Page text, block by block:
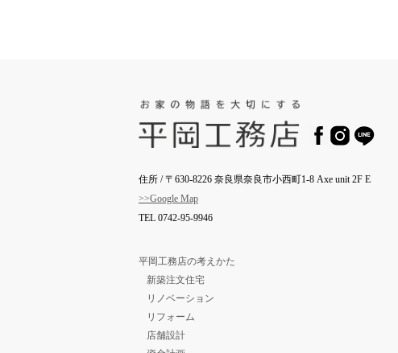
住所 / 〒630-8226 奈良県奈良市小西町1-8 Axe unit 2F E
>>Google Map
TEL 0742-95-9946
平岡工務店の考えかた
新築注文住宅
リノベーション
リフォーム
店舗設計